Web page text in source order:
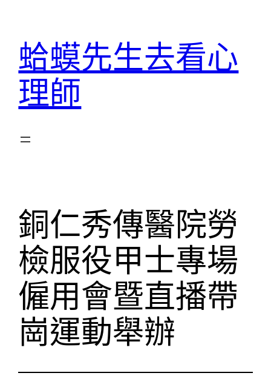
蛤蟆先生去看心
理師
銅仁秀傳醫院勞
檢服役甲士專場
僱用會暨直播帶
崗運動舉辦